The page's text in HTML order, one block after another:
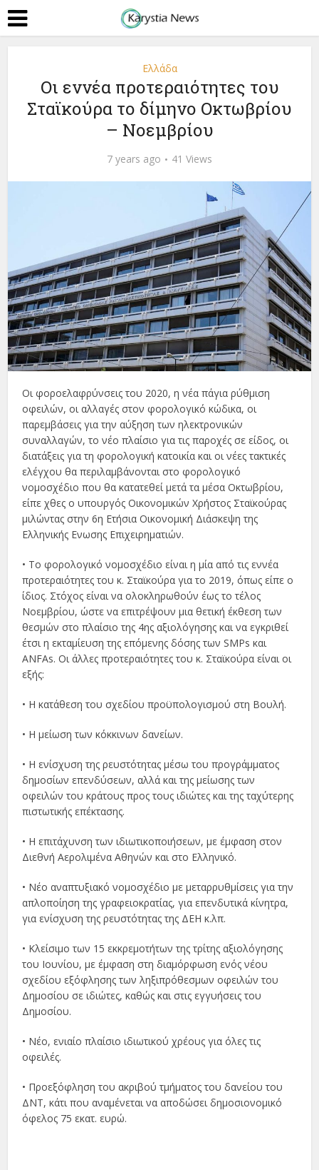
Ελλάδα
Οι εννέα προτεραιότητες του
Σταϊκούρα το δίμηνο Οκτωβρίου
– Νοεμβρίου
7 years ago 41 Views
Οι φοροελαφρύνσεις του 2020, η νέα πάγια ρύθμιση
οφειλών, οι αλλαγές στον φορολογικό κώδικα, οι
παρεμβάσεις για την αύξηση των ηλεκτρονικών
συναλλαγών, το νέο πλαίσιο για τις παροχές σε είδος, οι
διατάξεις για τη φορολογική κατοικία και οι νέες τακτικές
ελέγχου θα περιλαμβάνονται στο φορολογικό
νομοσχέδιο που θα κατατεθεί μετά τα μέσα Οκτωβρίου,
είπε χθες ο υπουργός Οικονομικών Χρήστος Σταϊκούρας
μιλώντας στην 6η Ετήσια Οικονομική Διάσκεψη της
Ελληνικής Ενωσης Επιχειρηματιών.
• Το φορολογικό νομοσχέδιο είναι η μία από τις εννέα
προτεραιότητες του κ. Σταϊκούρα για το 2019, όπως είπε ο
ίδιος. Στόχος είναι να ολοκληρωθούν έως το τέλος
Νοεμβρίου, ώστε να επιτρέψουν μια θετική έκθεση των
θεσμών στο πλαίσιο της 4ης αξιολόγησης και να εγκριθεί
έτσι η εκταμίευση της επόμενης δόσης των SMPs και
ΑΝFAs. Οι άλλες προτεραιότητες του κ. Σταϊκούρα είναι οι
εξής:
• Η κατάθεση του σχεδίου προϋπολογισμού στη Βουλή.
• Η μείωση των κόκκινων δανείων.
• Η ενίσχυση της ρευστότητας μέσω του προγράμματος
δημοσίων επενδύσεων, αλλά και της μείωσης των
οφειλών του κράτους προς τους ιδιώτες και της ταχύτερης
πιστωτικής επέκτασης.
• Η επιτάχυνση των ιδιωτικοποιήσεων, με έμφαση στον
Διεθνή Αερολιμένα Αθηνών και στο Ελληνικό.
• Νέο αναπτυξιακό νομοσχέδιο με μεταρρυθμίσεις για την
απλοποίηση της γραφειοκρατίας, για επενδυτικά κίνητρα,
για ενίσχυση της ρευστότητας της ΔΕΗ κ.λπ.
• Κλείσιμο των 15 εκκρεμοτήτων της τρίτης αξιολόγησης
του Ιουνίου, με έμφαση στη διαμόρφωση ενός νέου
σχεδίου εξόφλησης των ληξιπρόθεσμων οφειλών του
Δημοσίου σε ιδιώτες, καθώς και στις εγγυήσεις του
Δημοσίου.
• Νέο, ενιαίο πλαίσιο ιδιωτικού χρέους για όλες τις
οφειλές.
• Προεξόφληση του ακριβού τμήματος του δανείου του
ΔΝΤ, κάτι που αναμένεται να αποδώσει δημοσιονομικό
όφελος 75 εκατ. ευρώ.